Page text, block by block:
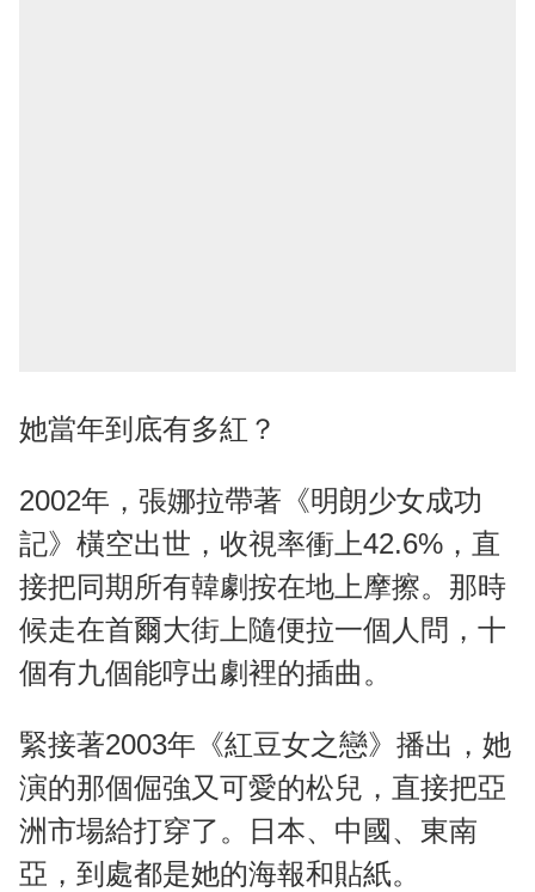
她當年到底有多紅？
2002年，張娜拉帶著《明朗少女成功
記》橫空出世，收視率衝上42.6%，直
接把同期所有韓劇按在地上摩擦。那時
候走在首爾大街上隨便拉一個人問，十
個有九個能哼出劇裡的插曲。
緊接著2003年《紅豆女之戀》播出，她
演的那個倔強又可愛的松兒，直接把亞
洲市場給打穿了。日本、中國、東南
亞，到處都是她的海報和貼紙。